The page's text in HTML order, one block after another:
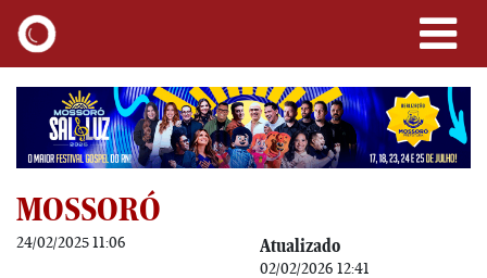
MOSSORÓ
24/02/2025 11:06 Atualizado
02/02/2026 12:41